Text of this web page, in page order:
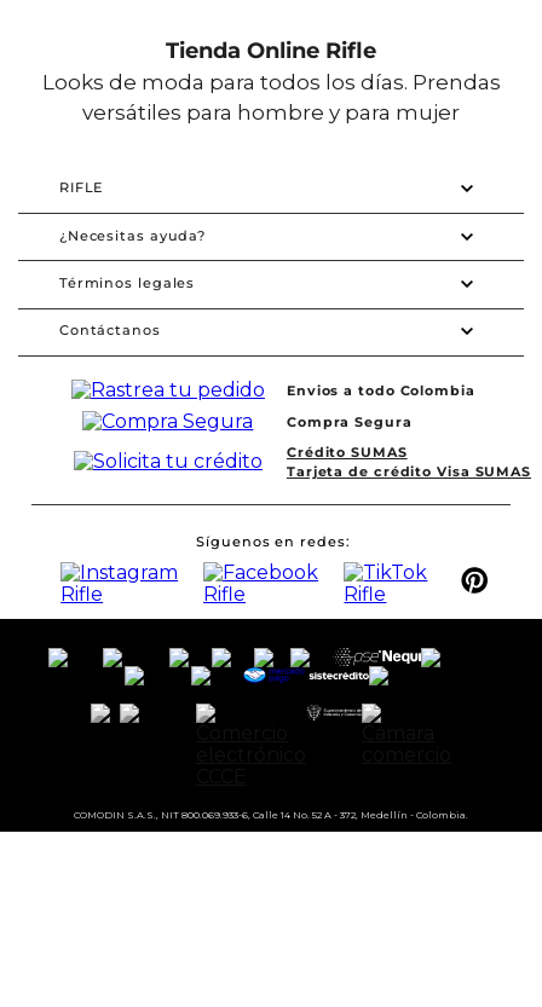
Tienda Online Rifle
Looks de moda para todos los días. Prendas
versátiles para hombre y para mujer
RIFLE
¿Necesitas ayuda?
Términos legales
Contáctanos
Envios a todo Colombia
Compra Segura
Crédito SUMAS
Tarjeta de crédito Visa SUMAS
Síguenos en redes
COMODIN S.A.S., NIT 800.069.933-6, Calle 14 No. 52 A - 372, Medellín - Colombia.